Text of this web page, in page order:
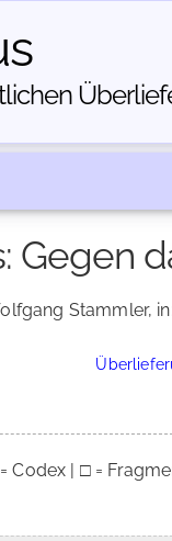
Gegen
Stammler, in:
Codex | □ =